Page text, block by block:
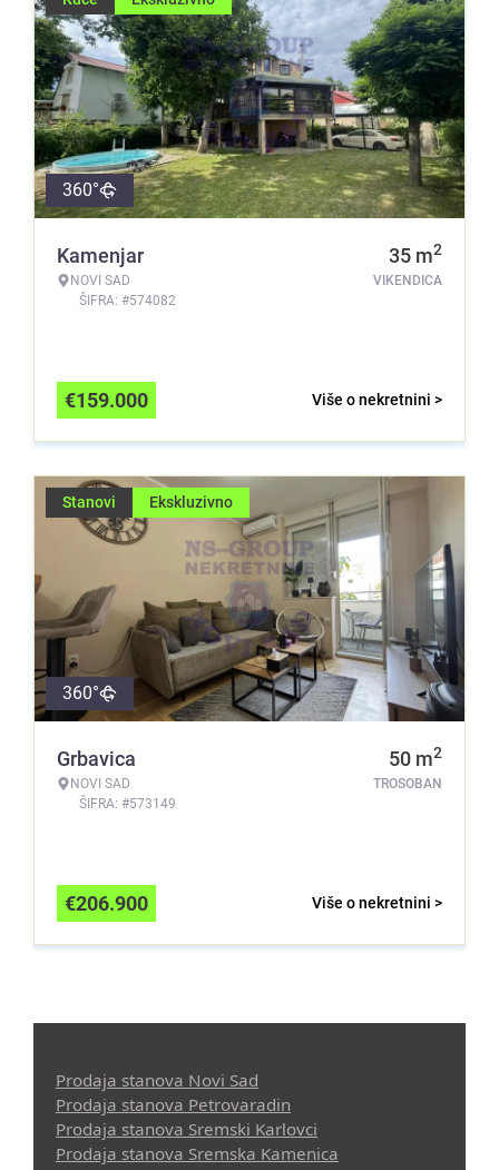
360°
Kamenjar
NOVI SAD
ŠIFRA: #574082
35 m2
VIKENDICA
Više o nekretnini >
€159.000
Stanovi Ekskluzivno
360°
Grbavica
NOVI SAD
ŠIFRA: #573149
50 m2
TROSOBAN
Više o nekretnini >
€206.900
Prodaja stanova Novi Sad
Prodaja stanova Petrovaradin
Prodaja stanova Sremski Karlovci
Prodaja stanova Sremska Kamenica